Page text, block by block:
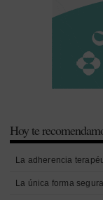
Hoy te
La adherencia
La única forma